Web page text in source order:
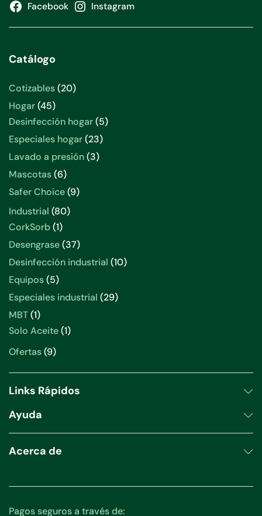
Facebook Instagram
Catálogo
Cotizables 2020
Hogar 4545
productos
Desinfección hogar 55
Especiales hogar 2323
productos
Lavado a presión 33
Mascotas 66
productos
Safer Choice 99
Industrial 8080
CorkSorb 11
producto
Desengrase 3737
productos
Desinfección industrial 1010
Equipos 55
productos
Especiales industrial 2929
MBT 11
producto
Solo Aceite 11
Ofertas 99
Links Rápidos
Ayuda
Acerca de
Pagos seguros a través de: